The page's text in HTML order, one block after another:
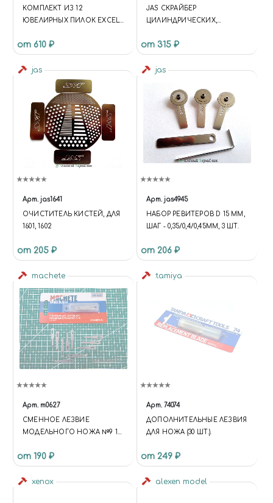
КОМПЛЕКТ ИЗ 12
ЮВЕЛИРНЫХ ПИЛОК EXCEL
от 610 ₽
JAS СКРАЙБЕР
ЦИЛИНДРИЧЕСКИХ,
И СНЯТИЯ ФАСОК
от 315 ₽
jas
Арт. jas1641
ОЧИСТИТЕЛЬ КИСТЕЙ, ДЛЯ
1601, 1602
от 205 ₽
jas
Арт. jas4945
НАБОР РЕВИТЕРОВ D 15 ММ,
ШАГ - 0,35/0,4/0,45ММ, 3 ШТ.
от 206 ₽
machete
Арт. m0627
СМЕННОЕ ЛЕЗВИЕ
МОДЕЛЬНОГО НОЖА №9 10
от 190 ₽
tamiya
Арт. 74074
ДОПОЛНИТЕЛЬНЫЕ ЛЕЗВИЯ
ДЛЯ НОЖА (30 ШТ.).
от 249 ₽
xenox alexen model